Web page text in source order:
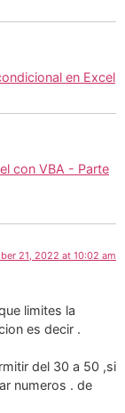
en Excel
con VBA - Parte
21, 2022 at 10:02 am
limites la
es decir .
del 30 a 50 ,si
numeros . de